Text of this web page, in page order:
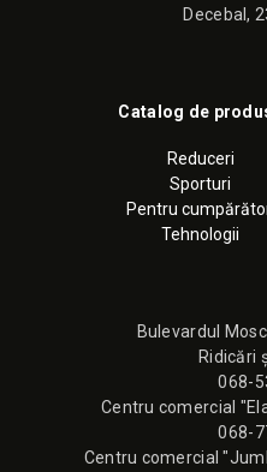
Decebal,
Catalog de
Reduceri
Sporturi
Pentru
Tehnologii
Bulevardul
Ridicări
068-
Сentru comercial
068-
Сentru comercial